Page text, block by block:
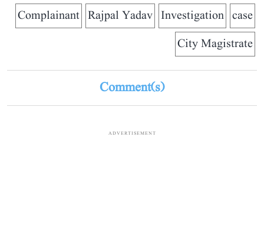
case
Investigation
Rajpal Yadav
Complainant
City Magistrate
Comment(s)
ADVERTISEMENT